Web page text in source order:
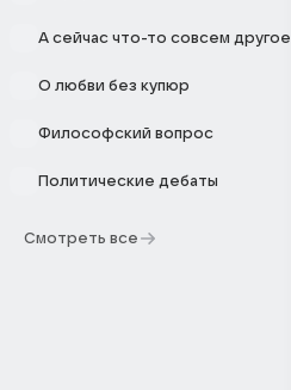
А сейчас что-то совсем другое
О любви без купюр
Философский вопрос
Политические дебаты
Смотреть все